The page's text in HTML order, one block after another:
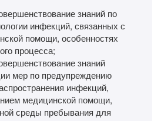
знаний по
инфекций, связанных с
помощи, особенностях
процесса;
знаний
мер по предупреждению
инфекций,
медицинской помощи,
среды пребывания для